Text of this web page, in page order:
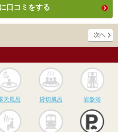
口コミをする
し 露天風呂
天風呂
貸切風呂
貸切風呂 岩盤浴
サウナ